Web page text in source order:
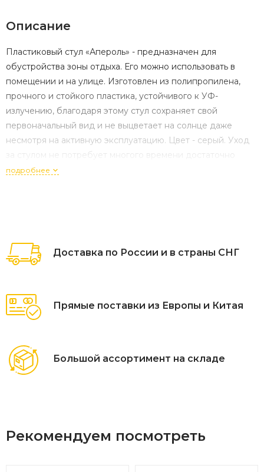
Описание
Пластиковый стул «Апероль» - предназначен для
обустройства зоны отдыха. Его можно использовать в
помещении и на улице. Изготовлен из полипропилена,
прочного и стойкого пластика, устойчивого к УФ-
излучению, благодаря этому стул сохраняет свой
первоначальный вид и не выцветает на солнце даже
несмотря на активную эксплуатацию. Цвет - серый. Уход
за стулом не потребует многого времени достаточно
пройтись влажной тряпкой или легким моющим
подробнее
Доставка по России и в страны СНГ
Прямые поставки из Европы и Китая
Большой ассортимент на складе
Рекомендуем посмотреть